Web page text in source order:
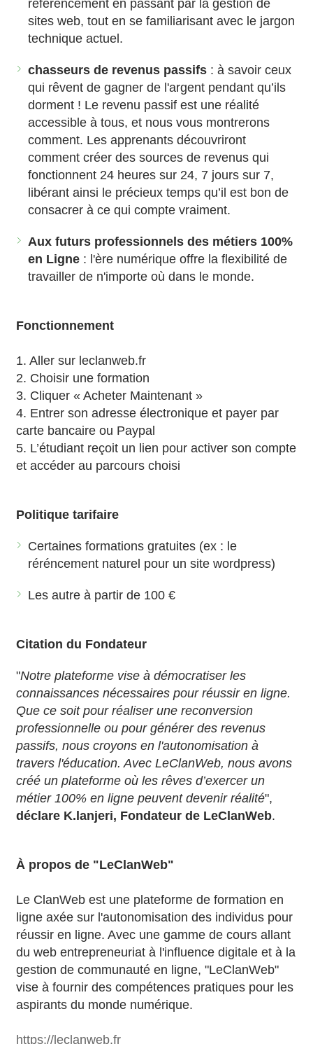
référencement en passant par la gestion de
sites web, tout en se familiarisant avec le jargon
technique actuel.
chasseurs de revenus passifs : à savoir ceux
qui rêvent de gagner de l'argent pendant qu’ils
dorment ! Le revenu passif est une réalité
accessible à tous, et nous vous montrerons
comment. Les apprenants découvriront
comment créer des sources de revenus qui
fonctionnent 24 heures sur 24, 7 jours sur 7,
libérant ainsi le précieux temps qu’il est bon de
consacrer à ce qui compte vraiment.
Aux futurs professionnels des métiers 100%
en Ligne : l'ère numérique offre la flexibilité de
travailler de n'importe où dans le monde.
Fonctionnement
1. Aller sur leclanweb.fr
2. Choisir une formation
3. Cliquer « Acheter Maintenant »
4. Entrer son adresse électronique et payer par
carte bancaire ou Paypal
5. L’étudiant reçoit un lien pour activer son compte
et accéder au parcours choisi
Politique tarifaire
Certaines formations gratuites (ex : le
réréncement naturel pour un site wordpress)
Les autre à partir de 100 €
Citation du Fondateur
"Notre plateforme vise à démocratiser les
connaissances nécessaires pour réussir en ligne.
Que ce soit pour réaliser une reconversion
professionnelle ou pour générer des revenus
passifs, nous croyons en l'autonomisation à
travers l'éducation. Avec LeClanWeb, nous avons
créé un plateforme où les rêves d’exercer un
métier 100% en ligne peuvent devenir réalité",
déclare K.lanjeri, Fondateur de LeClanWeb.
À propos de "LeClanWeb"
Le ClanWeb est une plateforme de formation en
ligne axée sur l'autonomisation des individus pour
réussir en ligne. Avec une gamme de cours allant
du web entrepreneuriat à l'influence digitale et à la
gestion de communauté en ligne, "LeClanWeb"
vise à fournir des compétences pratiques pour les
aspirants du monde numérique.
https://leclanweb.fr